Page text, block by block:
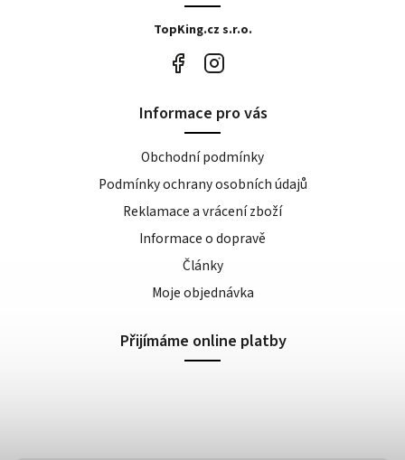
TopKing.cz s.r.o.
Informace pro vás
Obchodní podmínky
Podmínky ochrany osobních údajů
Reklamace a vrácení zboží
Informace o dopravě
Články
Moje objednávka
Přijímáme online platby